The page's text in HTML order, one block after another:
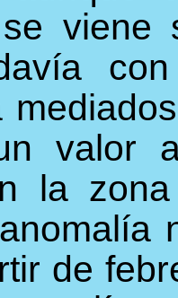
viene
valor
la
de